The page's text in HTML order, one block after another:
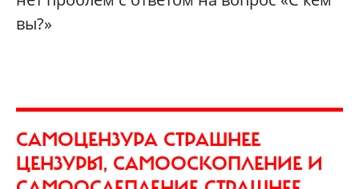
вы?»
САМОЦЕНЗУРА СТРАШНЕЕ
ЦЕНЗУРЫ, САМООСКОПЛЕНИЕ И